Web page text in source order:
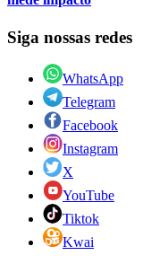
Siga nossas redes
WhatsApp
Telegram
Facebook
Instagram
X
YouTube
Tiktok
Kwai